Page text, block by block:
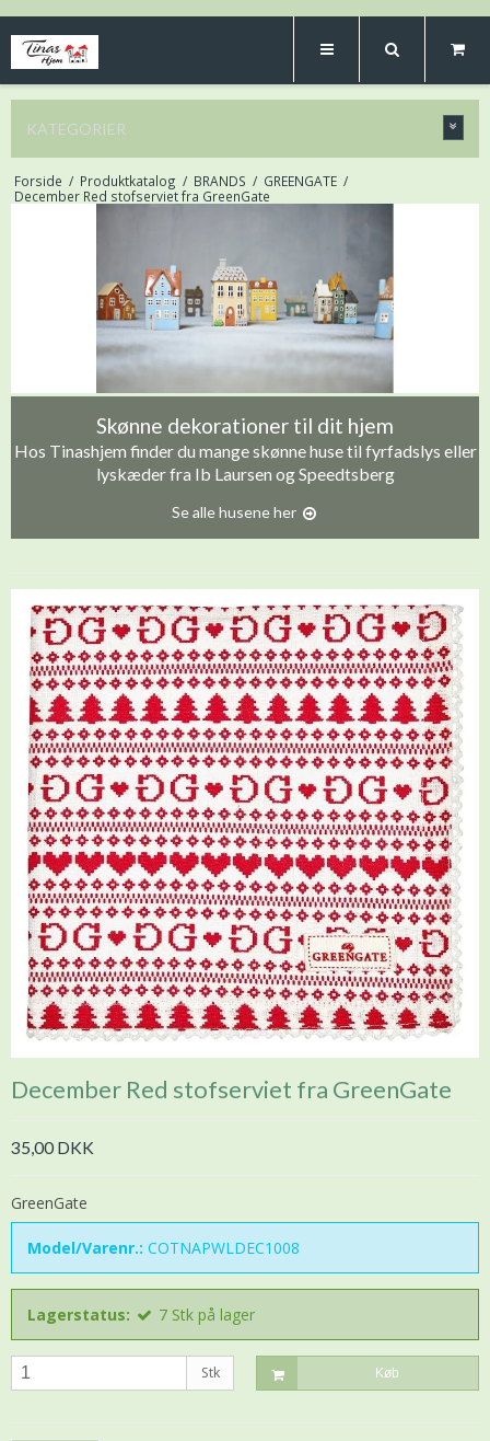
KATEGORIER
Forside / Produktkatalog / BRANDS / GREENGATE /
December Red stofserviet fra GreenGate
Skønne dekorationer til dit hjem
Hos Tinashjem finder du mange skønne huse til fyrfadslys eller
lyskæder fra Ib Laursen og Speedtsberg
Se alle husene her
December Red stofserviet fra GreenGate
35,00 DKK
GreenGate
Model/Varenr.: COTNAPWLDEC1008
Lagerstatus: 7 Stk på lager
Stk Køb